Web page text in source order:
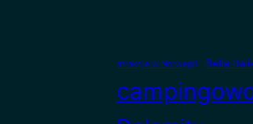
atrakcje w Norwegii Bella